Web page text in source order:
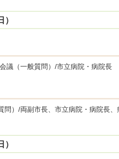
議（一般質問）/市立病院・病院長
問）/両副市長、市立病院・病院長